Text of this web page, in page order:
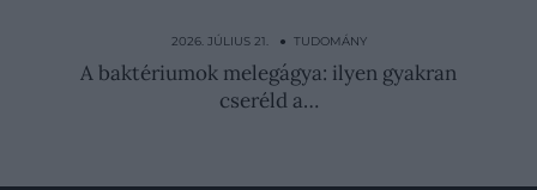
kínzóeszközében
2026. JÚLIUS 21. ● TUDOMÁNY
A baktériumok melegágya: ilyen gyakran
cseréld a…